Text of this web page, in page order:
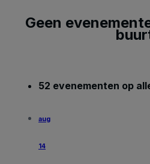
Geen
52 evenementen op
aug
14